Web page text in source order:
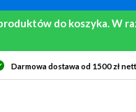
do koszyka. W
Darmowa dostawa od 1500 zł